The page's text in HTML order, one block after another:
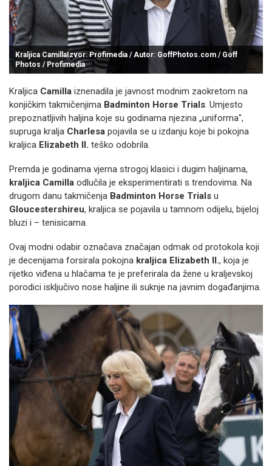
Kraljica CamillaIzvor: Profimedia / Autor: GoffPhotos.com / Goff
Photos / Profimedia
Kraljica Camilla iznenadila je javnost modnim zaokretom na
konjičkim takmičenjima Badminton Horse Trials. Umjesto
prepoznatljivih haljina koje su godinama njezina „uniforma",
supruga kralja Charlesa pojavila se u izdanju koje bi pokojna
kraljica Elizabeth II. teško odobrila.
Premda je godinama vjerna strogoj klasici i dugim haljinama,
kraljica Camilla odlučila je eksperimentirati s trendovima. Na
drugom danu takmičenja Badminton Horse Trials u
Gloucestershireu, kraljica se pojavila u tamnom odijelu, bijeloj
bluzi i – tenisicama.
Ovaj modni odabir označava značajan odmak od protokola koji
je decenijama forsirala pokojna kraljica Elizabeth II., koja je
rijetko viđena u hlačama te je preferirala da žene u kraljevskoj
porodici isključivo nose haljine ili suknje na javnim događanjima.